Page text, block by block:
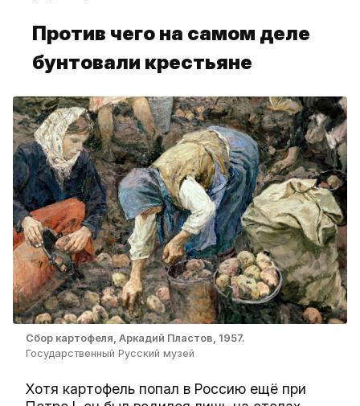
Против чего на самом деле
бунтовали крестьяне
Сбор картофеля, Аркадий Пластов, 1957.
Государственный Русский музей
Хотя картофель попал в Россию ещё при